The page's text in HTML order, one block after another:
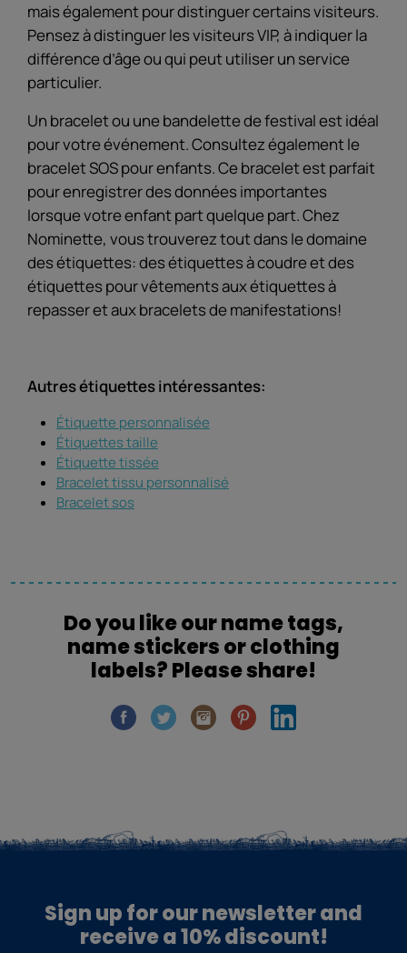
mais également pour distinguer certains visiteurs.
Pensez à distinguer les visiteurs VIP, à indiquer la
différence d’âge ou qui peut utiliser un service
particulier.
Un bracelet ou une bandelette de festival est idéal
pour votre événement. Consultez également le
bracelet SOS pour enfants. Ce bracelet est parfait
pour enregistrer des données importantes
lorsque votre enfant part quelque part. Chez
Nominette, vous trouverez tout dans le domaine
des étiquettes: des étiquettes à coudre et des
étiquettes pour vêtements aux étiquettes à
repasser et aux bracelets de manifestations!
Autres étiquettes intéressantes:
Étiquette personnalisée
Étiquettes taille
Étiquette tissée
Bracelet tissu personnalisé
Bracelet sos
Do you like our name tags,
name stickers or clothing
labels? Please share!
Sign up for our newsletter and
receive a 10% discount!